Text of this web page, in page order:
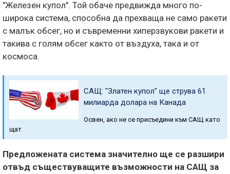
"Железен купол". Той обаче предвижда много по-
широка система, способна да прехваща не само ракети
с малък обсег, но и съвременни хиперзвукови ракети и
такива с голям обсег както от въздуха, така и от
космоса.
САЩ: "Златен купол" ще струва 61
милиарда долара на Канада
Освен, ако не се присъедини към САЩ като
щат
Предложената система значително ще се разшири
отвъд съществуващите възможности на САЩ за